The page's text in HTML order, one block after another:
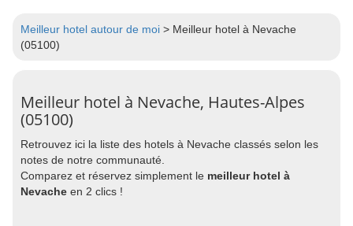
Meilleur hotel autour de moi > Meilleur hotel à Nevache
(05100)
Meilleur hotel à Nevache, Hautes-Alpes
(05100)
Retrouvez ici la liste des hotels à Nevache classés selon les
notes de notre communauté.
Comparez et réservez simplement le meilleur hotel à
Nevache en 2 clics !